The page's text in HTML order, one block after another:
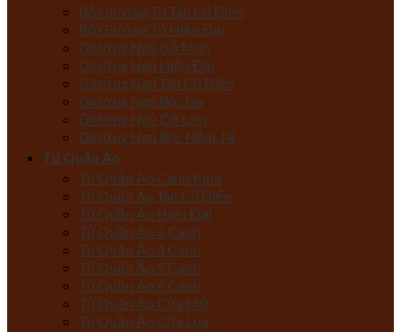
Bộ Giường Tủ Tân Cổ Điển
Bộ Giường Tủ Hiện Đại
Giường Ngủ Gỗ Mun
Giường Ngủ Hiện Đại
Giường Ngủ Tân Cổ Điển
Giường Ngủ Bọc Da
Giường Ngủ Cỡ Lớn
Giường Ngủ Bọc Nệm, Nỉ
Tủ Quần Áo
Tủ Quần Áo Cánh Kính
Tủ Quần Áo Tân Cổ Điển
Tủ Quần Áo Hiện Đại
Tủ Quần Áo 3 Cánh
Tủ Quần Áo 4 Cánh
Tủ Quần Áo 5 Cánh
Tủ Quần Áo 6 Cánh
Tủ Quần Áo Cửa Mở
Tủ Quần Áo Cửa Lùa